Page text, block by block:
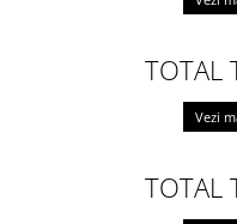
TOTAL
Vezi
TOTAL